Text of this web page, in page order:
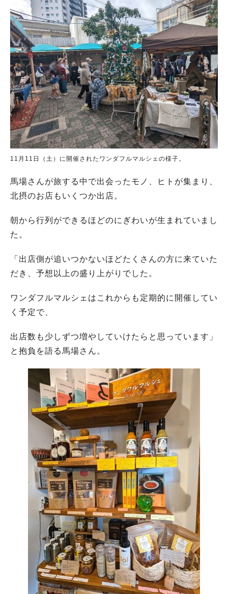
11月11日（土）に開催されたワンダフルマルシェの様子。
馬場さんが旅する中で出会ったモノ、ヒトが集まり、
北摂のお店もいくつか出店。
朝から行列ができるほどのにぎわいが生まれていまし
た。
「出店側が追いつかないほどたくさんの方に来ていた
だき、予想以上の盛り上がりでした。
ワンダフルマルシェはこれからも定期的に開催してい
く予定で、
出店数も少しずつ増やしていけたらと思っています」
と抱負を語る馬場さん。